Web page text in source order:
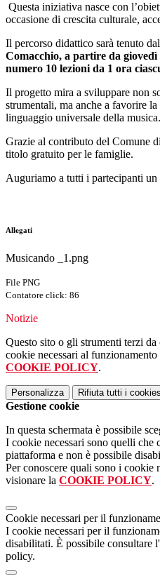
Questa iniziativa nasce con
occasione di crescita culturale,
Il percorso didattico sarà tenuto
Comacchio, a partire da
numero 10 lezioni da 1 ora
Il progetto mira a sviluppare non
strumentali, ma anche a favorire
linguaggio universale della musica.
Grazie al contributo del Comune
titolo gratuito per le famiglie.
Auguriamo a tutti i partecipanti
Allegati
Musicando _1.png
File PNG
Contatore click: 86
Notizie
Questo sito o gli strumenti terzi
cookie necessari al
COOKIE POLICY.
Personalizza Rifiuta tutti i cookies
Gestione cookie
In questa schermata è possibile
I cookie necessari sono quelli che
piattaforma e non è possibile
Per conoscere quali sono i cookie
visionare la COOKIE POLICY.
Cookie necessari per il
I cookie necessari per il
disabilitati. È possibile consultare
policy.